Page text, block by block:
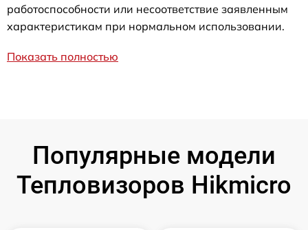
работоспособности или несоответствие заявленным
характеристикам при нормальном использовании.
Показать полностью
Популярные модели
Тепловизоров Hikmicro